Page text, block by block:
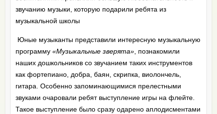
звучанию музыки, которую подарили ребята из
музыкальной школы
Юные музыканты представили интересную музыкальную
программу «Музыкальные зверята», познакомили
наших дошкольников со звучанием таких инструментов
как фортепиано, добра, баян, скрипка, виолончель,
гитара. Особенно запоминающимися прелестными
звуками очаровали ребят выступление игры на флейте.
Такое выступление было сразу одарено аплодисментами